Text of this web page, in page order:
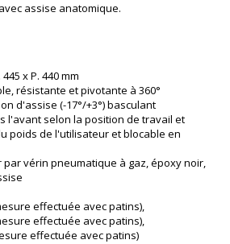
avec assise anatomique.
x P. 440 mm
résistante et pivotante à 360°
d'assise (-17°/+3°) basculant
l'avant selon la position de travail et
poids de l'utilisateur et blocable en
par vérin pneumatique à gaz, époxy noir,
effectuée avec patins),
effectuée avec patins),
effectuée avec patins)